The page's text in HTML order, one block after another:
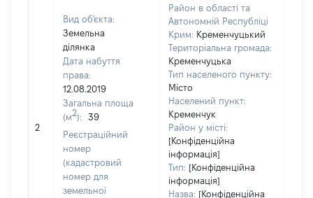
2
Вид об'єкта:
Земельна
ділянка
Дата набуття
права:
12.08.2019
Загальна площа
(м2):
39
Реєстраційний
номер
(кадастровий
номер для
земельної
Район в області та
Автономній Республіці
Крим: Кременчуцький
Територіальна громада:
Кременчуцька
Тип населеного пункту:
Місто
Населений пункт:
Кременчук
Район у місті:
[Конфіденційна
інформація]
Тип: [Конфіденційна
інформація]
Назва: [Конфіденційна